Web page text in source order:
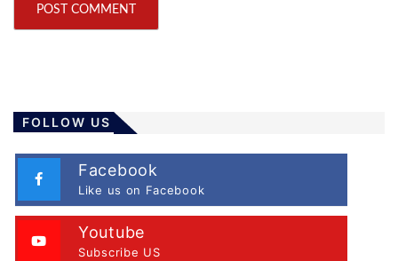
FOLLOW US
Facebook
Like us on Facebook
Youtube
Subscribe US